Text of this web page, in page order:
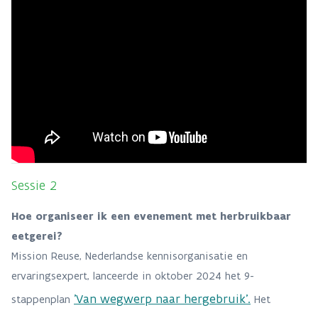
Sessie 2
Hoe organiseer ik een evenement met herbruikbaar
eetgerei?
Mission Reuse, Nederlandse kennisorganisatie en
ervaringsexpert, lanceerde in oktober 2024 het 9-
stappenplan 'Van wegwerp naar hergebruik'. Het